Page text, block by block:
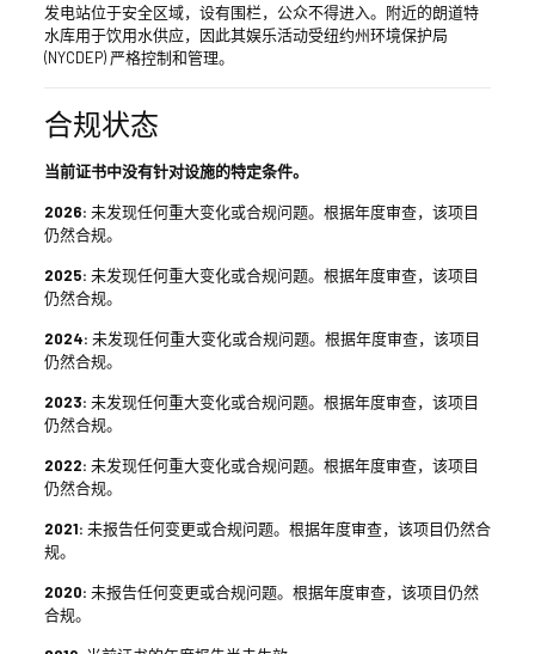
发电站位于安全区域，设有围栏，公众不得进入。附近的朗道特
水库用于饮用水供应，因此其娱乐活动受纽约州环境保护局
(NYCDEP) 严格控制和管理。
合规状态
当前证书中没有针对设施的特定条件。
2026: 未发现任何重大变化或合规问题。根据年度审查，该项目
仍然合规。
2025: 未发现任何重大变化或合规问题。根据年度审查，该项目
仍然合规。
2024: 未发现任何重大变化或合规问题。根据年度审查，该项目
仍然合规。
2023: 未发现任何重大变化或合规问题。根据年度审查，该项目
仍然合规。
2022: 未发现任何重大变化或合规问题。根据年度审查，该项目
仍然合规。
2021: 未报告任何变更或合规问题。根据年度审查，该项目仍然合
规。
2020: 未报告任何变更或合规问题。根据年度审查，该项目仍然
合规。